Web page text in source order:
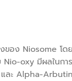
งของ Niosome
oxy มีผลในกา
ะ Alpha-